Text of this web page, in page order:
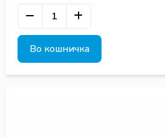
Во кошничка